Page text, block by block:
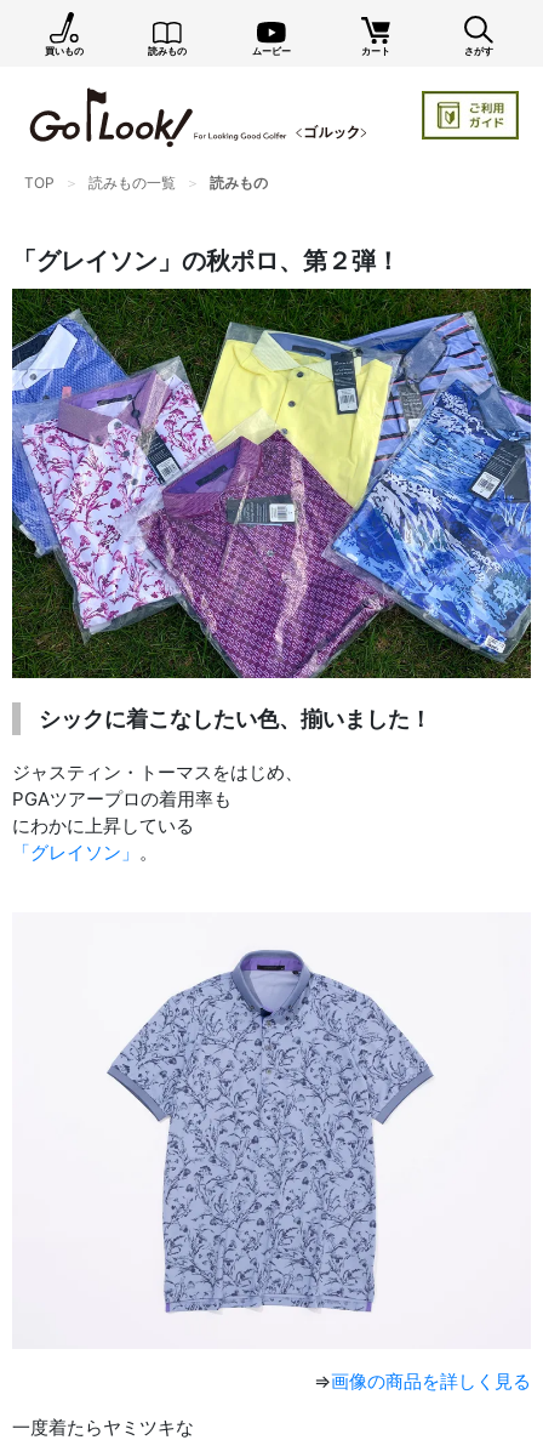
買いもの 読みもの ムービー カート さがす
TOP 読みもの一覧 読みもの
「グレイソン」の秋ポロ、第２弾！
シックに着こなしたい色、揃いました！
ジャスティン・トーマスをはじめ、
PGAツアープロの着用率も
にわかに上昇している
「グレイソン」 。
⇒画像の商品を詳しく見る
一度着たらヤミツキな
×
GO/LOOK! からのお知らせ（受信設定）
新商品情報や編集部のオススメ、オトクな情報・買い
まだご登録でない方はぜひ！
編集部セレクトのスタイル提案・お得情報（ダイレクトメール）
カートに残っている商品のお知らせ（買い忘れ通知）
お知らせを受け取る
いつでもメール内のリンクから配信停止できます